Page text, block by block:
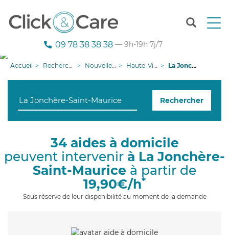
T
n
g
i
09 78 38 38 38 — 9h-19h 7j/7
Accueil Recherche aide à domicile Nouvelle-Aquitaine Haute-Vienne La Jonchère-Saint-Maurice
Rechercher
34 aides à domicile
peuvent intervenir à La Jonchère-
Saint-Maurice à partir de
19,90€/h*
Sous réserve de leur disponibilité au moment de la demande